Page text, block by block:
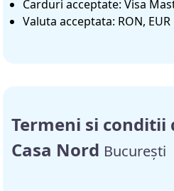
Carduri acceptate: Visa
Valuta acceptata: RON, EUR
Termeni si conditii
Casa Nord București